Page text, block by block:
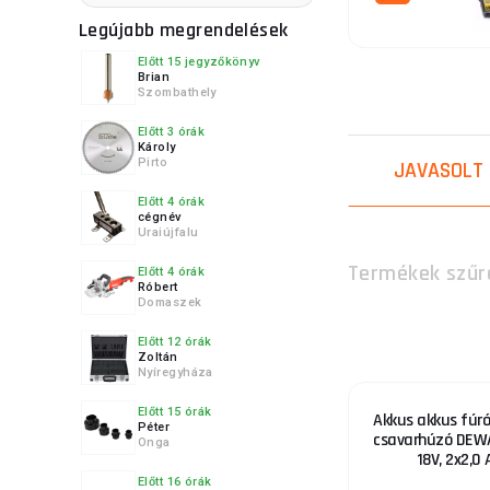
Legújabb megrendelések
Előtt 15 jegyzőkönyv
Brian
Szombathely
Előtt 3 órák
Károly
Pirto
Előtt 4 órák
cégnév
Uraiújfalu
Előtt 4 órák
Róbert
Domaszek
Előtt 12 órák
Zoltán
Nyíregyháza
Előtt 15 órák
Péter
Onga
Előtt 16 órák
JAVASOLT
Termékek
Akkus akkus
csavarhúzó
18V,